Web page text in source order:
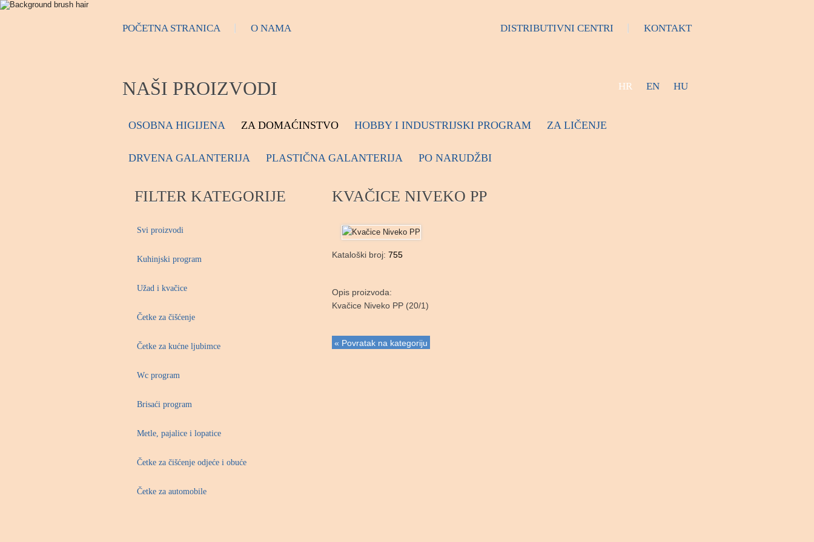
POČETNA STRANICA O NAMA DISTRIBUTIVNI CENTRI KONTAKT
HR EN HU
NAŠI PROIZVODI
OSOBNA HIGIJENA ZA DOMAĆINSTVO HOBBY I INDUSTRIJSKI PROGRAM ZA LIČENJE
DRVENA GALANTERIJA PLASTIČNA GALANTERIJA PO NARUDŽBI
FILTER KATEGORIJE
Svi proizvodi
Kuhinjski program
Užad i kvačice
Četke za čišćenje
Četke za kućne ljubimce
Wc program
Brisaći program
Metle, pajalice i lopatice
Četke za čišćenje odjeće i obuće
Četke za automobile
KVAČICE NIVEKO PP
Kataloški broj: 755
Opis proizvoda:
Kvačice Niveko PP (20/1)
« Povratak na kategoriju